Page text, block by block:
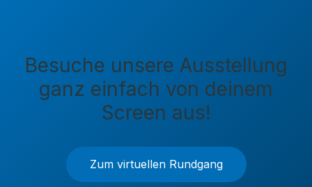
Besuche unsere Ausstellung
ganz einfach von deinem
Screen aus!
Zum virtuellen Rundgang